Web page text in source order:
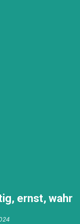
ernst, wahr